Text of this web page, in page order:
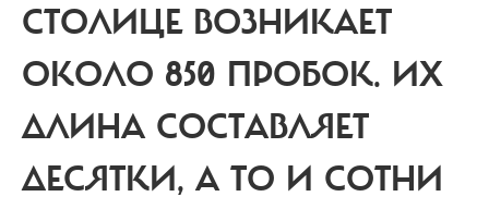
СТОЛИЦЕ ВОЗНИКАЕТ
ОКОЛО 850 ПРОБОК. ИХ
ДЛИНА СОСТАВЛЯЕТ
ДЕСЯТКИ, А ТО И СОТНИ